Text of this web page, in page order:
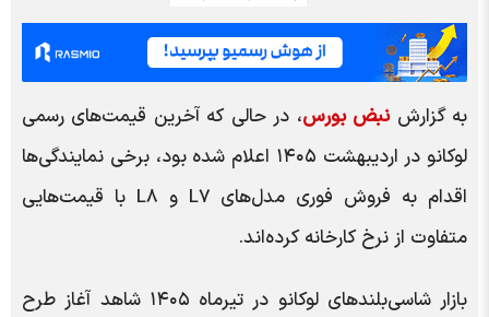
به گزارشنبض بورس، در حالی که آخرین قیمت‌های رسمی
لوکانو در اردیبهشت ۱۴۰۵ اعلام شده بود، برخی نمایندگی‌ها
اقدام به فروش فوری مدل‌های L۷ و L۸ با قیمت‌هایی
متفاوت از نرخ کارخانه کرده‌اند.
بازار شاسی‌بلندهای لوکانو در تیرماه ۱۴۰۵ شاهد آغاز طرح